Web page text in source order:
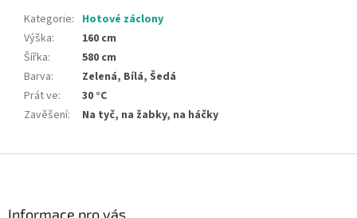
Kategorie: Hotové záclony
Výška:
160 cm
Šířka:
580 cm
Barva:
Zelená, Bílá, Šedá
Prát ve:
30 °C
Zavěšení: Na tyč, na žabky, na háčky
Informace pro vás